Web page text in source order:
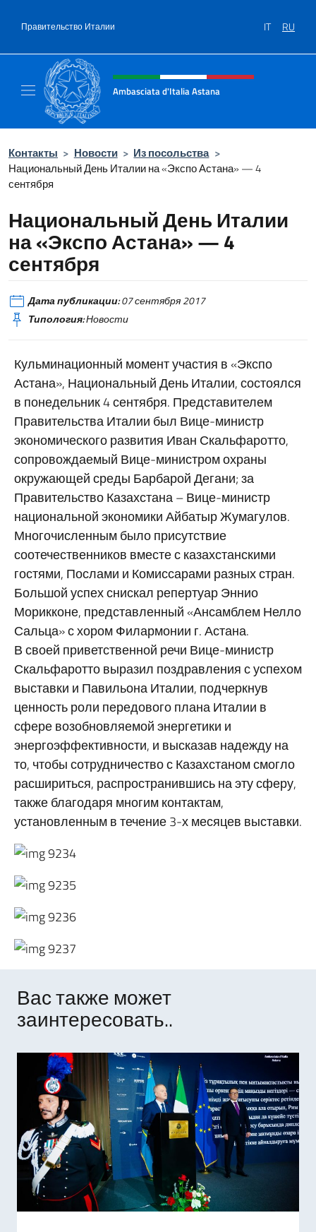
Правительство Италии IT RU
Шапка сайта, соцсети и
Ambasciata d'Italia Astana
Контакты > Новости > Из посольства >
Национальный День Италии на «Экспо Астана» — 4
сентября
Национальный День Италии
на «Экспо Астана» — 4
сентября
Дата публикации:07 сентября 2017
Типология:Новости
Кульминационный момент участия в «Экспо
Астана», Национальный День Италии, состоялся
в понедельник 4 сентября. Представителем
Правительства Италии был Вице-министр
экономического развития Иван Скальфаротто,
сопровождаемый Вице-министром охраны
окружающей среды Барбарой Дегани; за
Правительство Казахстана – Вице-министр
национальной экономики Айбатыр Жумагулов.
Многочисленным было присутствие
соотечественников вместе с казахстанскими
гостями, Послами и Комиссарами разных стран.
Большой успех снискал репертуар Эннио
Морикконе, представленный «Ансамблем Нелло
Сальца» с хором Филармонии г. Астана.
В своей приветственной речи Вице-министр
Скальфаротто выразил поздравления с успехом
выставки и Павильона Италии, подчеркнув
ценность роли передового плана Италии в
сфере возобновляемой энергетики и
энергоэффективности, и высказав надежду на
то, чтобы сотрудничество с Казахстаном смогло
расшириться, распространившись на эту сферу,
также благодаря многим контактам,
установленным в течение 3-х месяцев выставки.
Вас также может
заинтересовать..